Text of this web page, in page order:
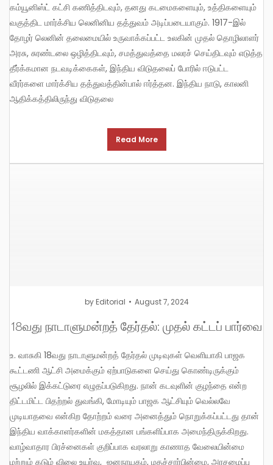
கம்யூனிஸ்ட் கட்சி கணித்திடவும், தனது கடமைகளையும், உத்திகளையும்
வகுத்திட மார்க்சிய லெனினிய தத்துவம் அடிப்படையாகும். 1917-இல்
தோழர் லெனின் தலைமையில் உருவாக்கப்பட்ட உலகின் முதல் தொழிலாளர்
அரசு, சுரண்டலை ஒழித்திடவும், சமத்துவத்தை மலரச் செய்திடவும் எடுத்த
தீர்க்கமான நடவடிக்கைகள், இந்திய விடுதலைப் போரில் ஈடுபட்ட
வீரர்களை மார்க்சிய தத்துவத்தின்பால் ஈர்த்தன. இந்திய நாடு, காலனி
ஆதிக்கத்திலிருந்து விடுதலை
Read More
by Editorial August 7, 2024
18வது நாடாளுமன்றத் தேர்தல்: முதல் கட்டப் பார்வை
உ. வாசுகி 18வது நாடாளுமன்றத் தேர்தல் முடிவுகள் வெளியாகி பாஜக
கூட்டணி ஆட்சி அமைக்கும் ஏற்பாடுகளை செய்து கொண்டிருக்கும்
சூழலில் இக்கட்டுரை எழுதப்படுகிறது. நான் கடவுளின் குழந்தை என்ற
திட்டமிட்ட பிதற்றல் துவங்கி, மோடியும் பாஜக ஆட்சியும் வெல்லவே
முடியாதவை என்கிற தோற்றம் வரை அனைத்தும் நொறுக்கப்பட்டது தான்
இந்திய வாக்காளர்களின் மகத்தான பங்களிப்பாக அமைந்திருக்கிறது.
வாழ்வாதார பிரச்னைகள் குறிப்பாக வரலாறு காணாத வேலையின்மை
மற்றும் கடும் விலை உயர்வு, ஜனநாயகம், மதச்சார்பின்மை, அரசமைப்பு